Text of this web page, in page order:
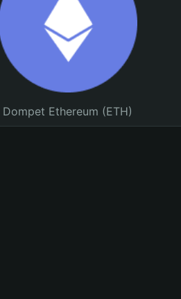
Dompet Ethereum (ETH)